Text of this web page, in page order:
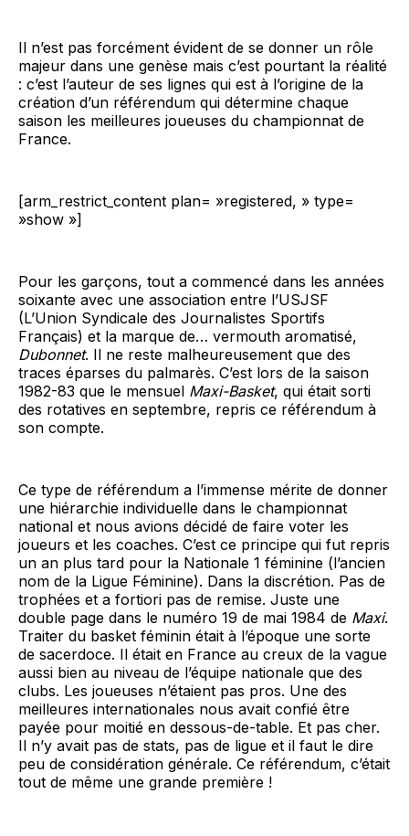
Il n’est pas forcément évident de se donner un rôle
majeur dans une genèse mais c’est pourtant la réalité
: c’est l’auteur de ses lignes qui est à l’origine de la
création d’un référendum qui détermine chaque
saison les meilleures joueuses du championnat de
France.
[arm_restrict_content plan= »registered, » type=
»show »]
Pour les garçons, tout a commencé dans les années
soixante avec une association entre l’USJSF
(L’Union Syndicale des Journalistes Sportifs
Français) et la marque de… vermouth aromatisé,
Dubonnet. Il ne reste malheureusement que des
traces éparses du palmarès. C’est lors de la saison
1982-83 que le mensuel Maxi-Basket, qui était sorti
des rotatives en septembre, repris ce référendum à
son compte.
Ce type de référendum a l’immense mérite de donner
une hiérarchie individuelle dans le championnat
national et nous avions décidé de faire voter les
joueurs et les coaches. C’est ce principe qui fut repris
un an plus tard pour la Nationale 1 féminine (l’ancien
nom de la Ligue Féminine). Dans la discrétion. Pas de
trophées et a fortiori pas de remise. Juste une
double page dans le numéro 19 de mai 1984 de Maxi.
Traiter du basket féminin était à l’époque une sorte
de sacerdoce. Il était en France au creux de la vague
aussi bien au niveau de l’équipe nationale que des
clubs. Les joueuses n’étaient pas pros. Une des
meilleures internationales nous avait confié être
payée pour moitié en dessous-de-table. Et pas cher.
Il n’y avait pas de stats, pas de ligue et il faut le dire
peu de considération générale. Ce référendum, c’était
tout de même une grande première !